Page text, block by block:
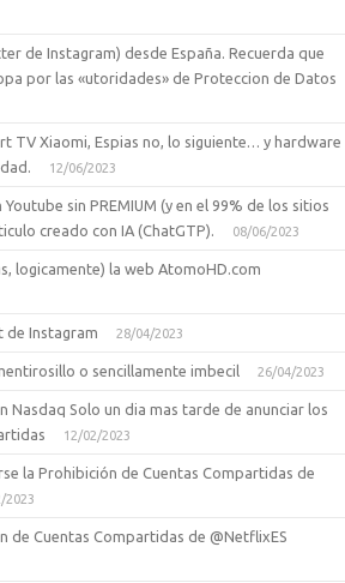
de Instagram) desde España. Recuerda que
por las «utoridades» de Proteccion de Datos
TV Xiaomi, Espias no, lo siguiente… y hardware
12/06/2023
sin PREMIUM (y en el 99% de los sitios
creado con IA (ChatGTP).
08/06/2023
logicamente) la web AtomoHD.com
de Instagram 28/04/2023
o sencillamente imbecil 26/04/2023
Nasdaq Solo un dia mas tarde de anunciar los
12/02/2023
la Prohibición de Cuentas Compartidas de
2023
de Cuentas Compartidas de @NetflixES